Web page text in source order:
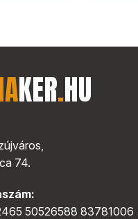
KER.HU
74.
50526588 83781006